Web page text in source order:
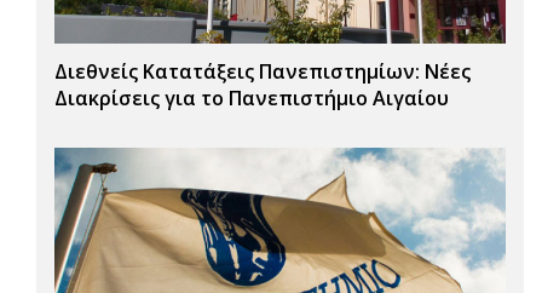
Διεθνείς Κατατάξεις Πανεπιστημίων: Νέες
Διακρίσεις για το Πανεπιστήμιο Αιγαίου